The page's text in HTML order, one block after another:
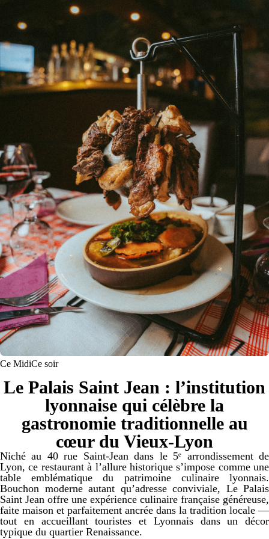
Ce MidiCe soir
Le Palais Saint Jean : l’institution
lyonnaise qui célèbre la
gastronomie traditionnelle au
cœur du Vieux‑Lyon
Niché au 40 rue Saint‑Jean dans le 5ᵉ arrondissement de
Lyon, ce restaurant à l’allure historique s’impose comme une
table emblématique du patrimoine culinaire lyonnais.
Bouchon moderne autant qu’adresse conviviale, Le Palais
Saint Jean offre une expérience culinaire française généreuse,
faite maison et parfaitement ancrée dans la tradition locale —
tout en accueillant touristes et Lyonnais dans un décor
typique du quartier Renaissance.